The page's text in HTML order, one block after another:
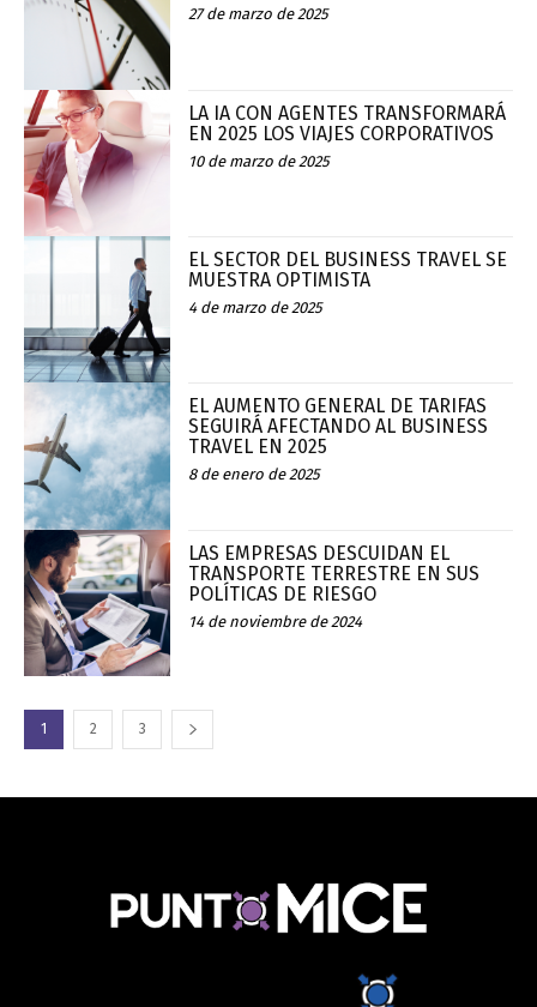
27 de marzo de 2025
LA IA CON AGENTES TRANSFORMARÁ
EN 2025 LOS VIAJES CORPORATIVOS
10 de marzo de 2025
EL SECTOR DEL BUSINESS TRAVEL SE
MUESTRA OPTIMISTA
4 de marzo de 2025
EL AUMENTO GENERAL DE TARIFAS
SEGUIRÁ AFECTANDO AL BUSINESS
TRAVEL EN 2025
8 de enero de 2025
LAS EMPRESAS DESCUIDAN EL
TRANSPORTE TERRESTRE EN SUS
POLÍTICAS DE RIESGO
14 de noviembre de 2024
1 2 3